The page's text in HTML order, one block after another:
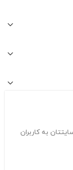
شرایط استفاده
به کاربران